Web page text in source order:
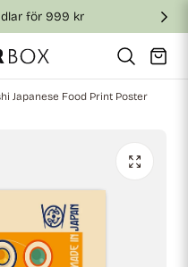
för 999 kr
Vagn
Japanese Food Print Poster